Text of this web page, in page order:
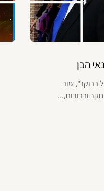
הבן
בבוקר", שוב
ובבורות,...